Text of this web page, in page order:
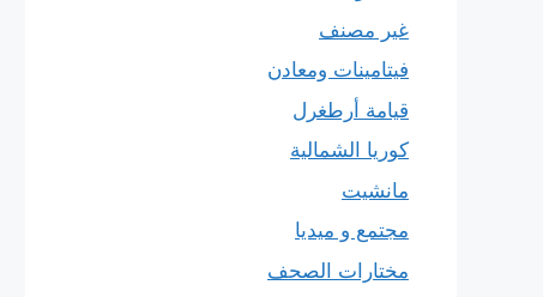
غير مصنف
فيتامينات ومعادن
قيامة أرطغرل
كوريا الشمالية
مانشيت
مجتمع و ميديا
مختارات الصحف